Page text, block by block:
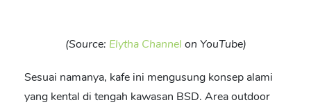
(Source: Elytha Channel on YouTube)
Sesuai namanya, kafe ini mengusung konsep alami
yang kental di tengah kawasan BSD. Area outdoor